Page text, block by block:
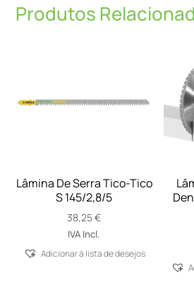
Produtos
Lâmina De Serra Tico-Tico
S 145/2,8/5
38,25€
IVA Incl.
Adicionar á lista de desejos